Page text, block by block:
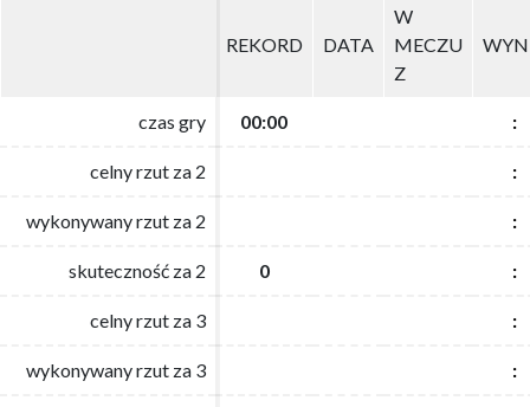
REKORD DATA
W
MECZU
Z
czas gry 00:00 :
celny rzut za 2 :
wykonywany rzut za 2 :
skuteczność za 2 0 :
celny rzut za 3 :
wykonywany rzut za 3 :
REKORD DATA
W
MECZU
Z
czas gry 00:00 :
celny rzut za 2 :
wykonywany rzut za 2 :
skuteczność za 2 0 :
celny rzut za 3 :
wykonywany rzut za 3 :